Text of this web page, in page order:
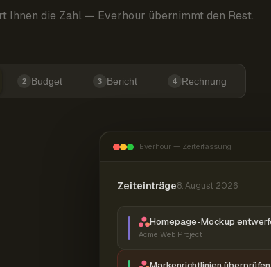
Ihnen die Zahl — Everhour übernimmt den Rest.
2 Budget 3 Bericht 4 Rechnung
Everhour — Zeiterfassung
Zeiteinträge8. August 2026
Homepage-Mockup
Acme Web Project